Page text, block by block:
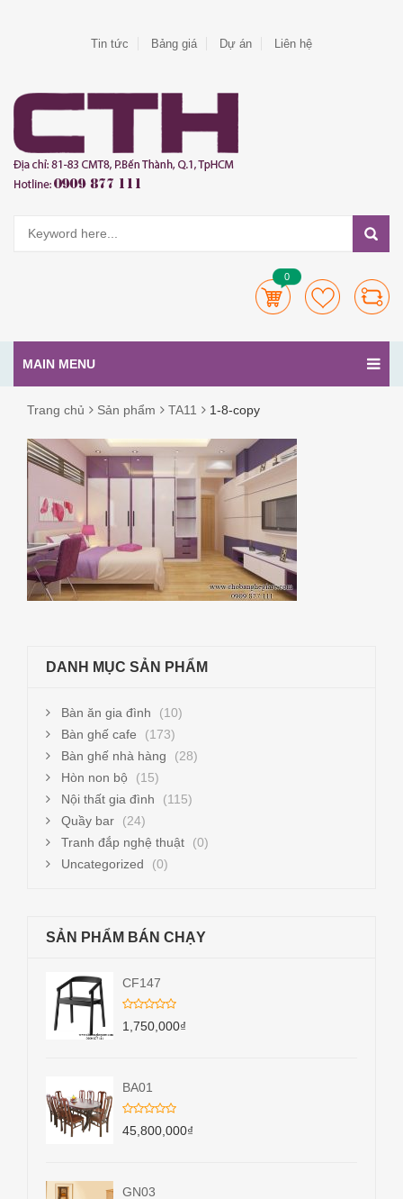
Tin tức Bảng giá Dự án Liên hệ
0
MAIN MENU
Trang chủ Sản phẩm TA11 1-8-copy
1-
8-
COPY
DANH MỤC SẢN PHẨM
Bàn ăn gia đình
(10)
Bàn ghế cafe
(173)
Bàn ghế nhà hàng
(28)
Hòn non bộ
(15)
Nội thất gia đình
(115)
Quầy bar
(24)
Tranh đắp nghệ thuật
(0)
Uncategorized
(0)
SẢN PHẨM BÁN CHẠY
CF147
1,750,000₫
BA01
45,800,000₫
GN03